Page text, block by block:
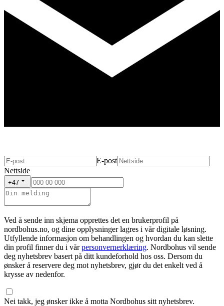
E-post
Nettside
+47
Ved å sende inn skjema opprettes det en brukerprofil på
nordbohus.no, og dine opplysninger lagres i vår digitale løsning.
Utfyllende informasjon om behandlingen og hvordan du kan slette
din profil finner du i vår personvernerklæring. Nordbohus vil sende
deg nyhetsbrev basert på ditt kundeforhold hos oss. Dersom du
ønsker å reservere deg mot nyhetsbrev, gjør du det enkelt ved å
krysse av nedenfor.
Nei takk, jeg ønsker ikke å motta Nordbohus sitt nyhetsbrev.